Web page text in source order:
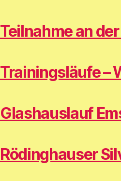
Teilnahme an
Trainingsläufe –
Glashauslauf
Rödinghauser